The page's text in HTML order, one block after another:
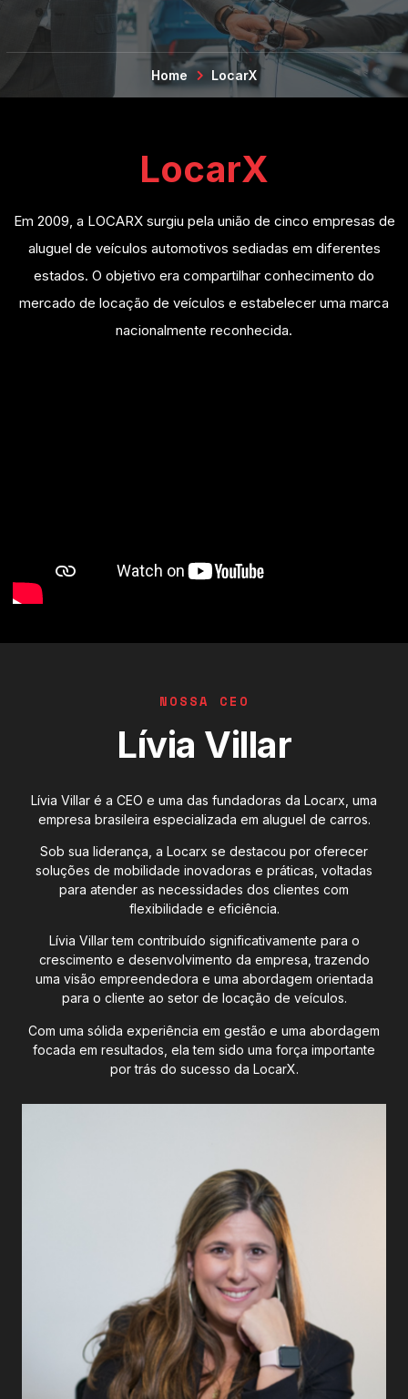
Home LocarX
LocarX
Em 2009, a LOCARX surgiu pela união de cinco empresas de
aluguel de veículos automotivos sediadas em diferentes
estados. O objetivo era compartilhar conhecimento do
mercado de locação de veículos e estabelecer uma marca
nacionalmente reconhecida.
NOSSA CEO
Lívia Villar
Lívia Villar é a CEO e uma das fundadoras da Locarx, uma
empresa brasileira especializada em aluguel de carros.
Sob sua liderança, a Locarx se destacou por oferecer
soluções de mobilidade inovadoras e práticas, voltadas
para atender as necessidades dos clientes com
flexibilidade e eficiência.
Lívia Villar tem contribuído significativamente para o
crescimento e desenvolvimento da empresa, trazendo
uma visão empreendedora e uma abordagem orientada
para o cliente ao setor de locação de veículos.
Com uma sólida experiência em gestão e uma abordagem
focada em resultados, ela tem sido uma força importante
por trás do sucesso da LocarX.